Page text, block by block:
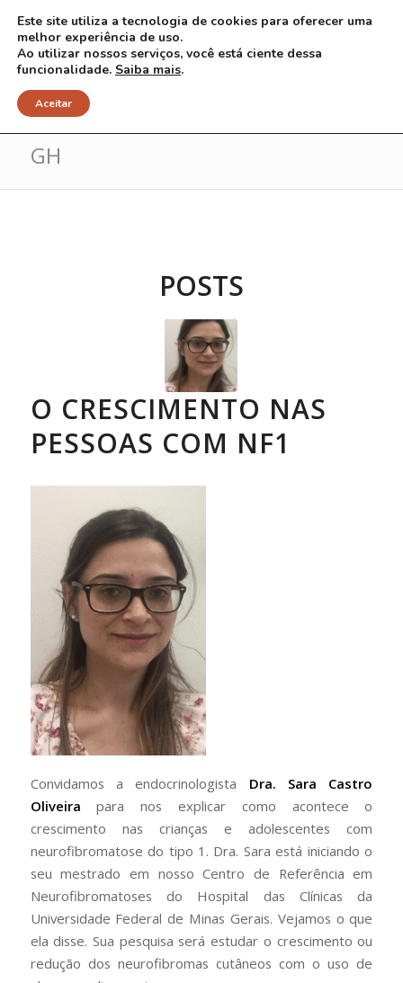
Arquivo para Tag: deficiência de
GH
POSTS
O CRESCIMENTO NAS
PESSOAS COM NF1
Convidamos a endocrinologista Dra. Sara Castro
Oliveira para nos explicar como acontece o
crescimento nas crianças e adolescentes com
neurofibromatose do tipo 1. Dra. Sara está iniciando o
seu mestrado em nosso Centro de Referência em
Neurofibromatoses do Hospital das Clínicas da
Universidade Federal de Minas Gerais. Vejamos o que
ela disse. Sua pesquisa será estudar o crescimento ou
redução dos neurofibromas cutâneos com o uso de
Este site utiliza a tecnologia de cookies para oferecer uma
melhor experiência de uso.
Ao utilizar nossos serviços, você está ciente dessa
funcionalidade. Saiba mais.
Aceitar